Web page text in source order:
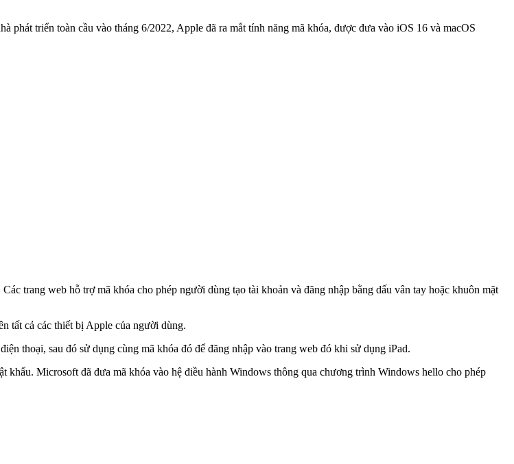
phát triển toàn cầu vào tháng 6/2022, Apple đã ra mắt tính năng mã khóa, được đưa vào iOS 16 và macOS
trang web hỗ trợ mã khóa cho phép người dùng tạo tài khoản và đăng nhập bằng dấu vân tay hoặc khuôn mặt
tất cả các thiết bị Apple của người dùng.
thoại, sau đó sử dụng cùng mã khóa đó để đăng nhập vào trang web đó khi sử dụng iPad.
Microsoft đã đưa mã khóa vào hệ điều hành Windows thông qua chương trình Windows hel‌lo cho phép